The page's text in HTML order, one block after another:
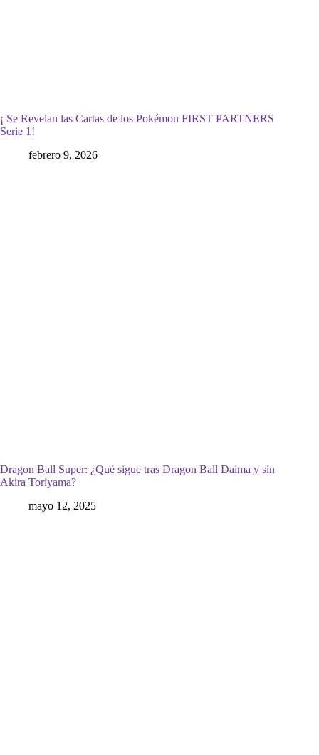
¡ Se Revelan las Cartas de los Pokémon FIRST PARTNERS
Serie 1!
febrero 9, 2026
Dragon Ball Super: ¿Qué sigue tras Dragon Ball Daima y sin
Akira Toriyama?
mayo 12, 2025